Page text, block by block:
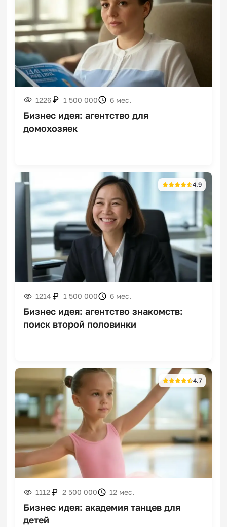
Франшизы гончарных
мастерских
Франшизы бюро
переводов
кухни
стрижек и
парикмахерских
Франшизы клубов
1226 1 500 000 6 мес.
Бизнес идея: агентство для
домохозяек
4.9
1214 1 500 000 6 мес.
Бизнес идея: агентство знакомств:
поиск второй половинки
4.7
1112 2 500 000 12 мес.
Бизнес идея: академия танцев для
детей